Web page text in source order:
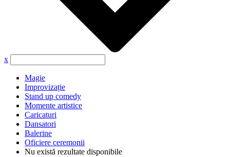
x
Magie
Improvizație
Stand up comedy
Momente artistice
Caricaturi
Dansatori
Balerine
Oficiere ceremonii
Nu există rezultate disponibile